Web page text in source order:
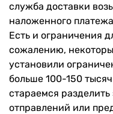
служба доставки
наложенного
Есть и ограничения
сожалению,
установили
больше 100-150
стараемся разделить
отправлений или